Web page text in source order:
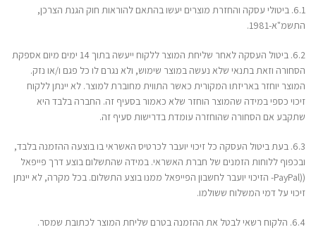
6.1. ביטולי עסקה והחזרת מוצרים יעשו בהתאם להוראות חוק הגנת הצרכן,
התשמ"א-1981.
6.2. ביטול העסקה לאחר שליחת המוצר ללקוח ייעשה בתוך 14 ימים מיום אספקת
הסחורה וזאת בתנאי שלא נעשה במוצר שימוש, ולא נגרם לו כל פגם ו/או נזק.
המוצר יוחזר באריזתו המקורית כאשר התווית מחוברת למוצר. לא יינתן ללקוח
זיכוי כספי במידה שהמוצר הוחזר שלא כאמור בסעיף זה. החברה בלבד היא
שתקבע אם הסחורה שהוחזרה עומדת בדרישות סעיף זה.
6.3. בעת ביטול העסקה כל זיכוי יועבר לכרטיס האשראי בו בוצעה ההזמנה בלבד,
ובכפוף ללוחות הזמנים של חברת האשראי. במידה שהתשלום בוצע דרך פייפאל
((PayPal- הזיכוי יועבר לחשבון הפייפאל ממנו בוצע התשלום. בכל מקרה, לא יינתן
זיכוי על דמי המשלוח ששולמו.
6.4. הלקוח רשאי לבטל את ההזמנה בטרם שליחת המוצר לכתובת שמסר.